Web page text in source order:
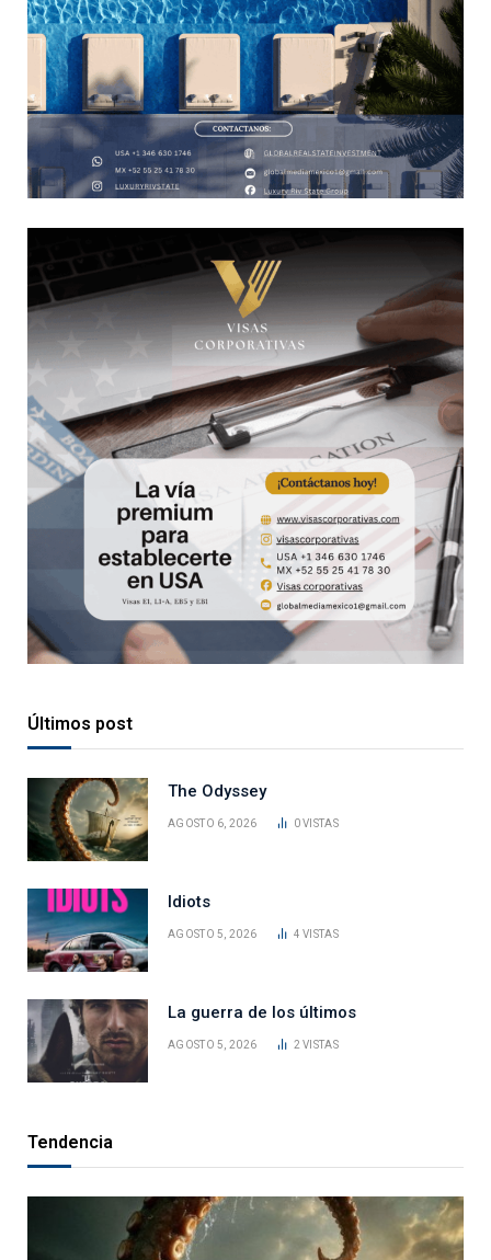
Últimos post
The Odyssey
AGOSTO 6, 2026 0VISTAS
Idiots
AGOSTO 5, 2026 4VISTAS
La guerra de los últimos
AGOSTO 5, 2026 2VISTAS
Tendencia